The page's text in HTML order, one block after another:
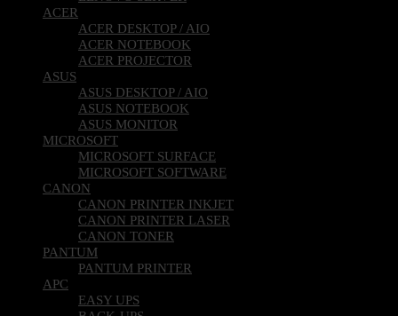
ACER
ACER DESKTOP / AIO
ACER NOTEBOOK
ACER PROJECTOR
ASUS
ASUS DESKTOP / AIO
ASUS NOTEBOOK
ASUS MONITOR
MICROSOFT
MICROSOFT SURFACE
MICROSOFT SOFTWARE
CANON
CANON PRINTER INKJET
CANON PRINTER LASER
CANON TONER
PANTUM
PANTUM PRINTER
APC
EASY UPS